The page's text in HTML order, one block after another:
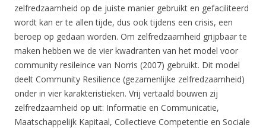
zelfredzaamheid op de juiste manier gebruikt en gefaciliteerd
wordt kan er te allen tijde, dus ook tijdens een crisis, een
beroep op gedaan worden. Om zelfredzaamheid grijpbaar te
maken hebben we de vier kwadranten van het model voor
community resileince van Norris (2007) gebruikt. Dit model
deelt Community Resilience (gezamenlijke zelfredzaamheid)
onder in vier karakteristieken. Vrij vertaald bouwen zij
zelfredzaamheid op uit: Informatie en Communicatie,
Maatschappelijk Kapitaal, Collectieve Competentie en Sociale